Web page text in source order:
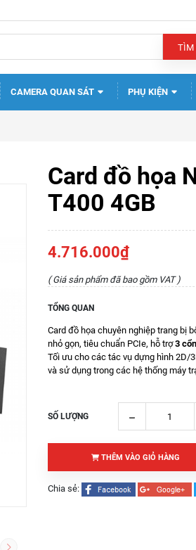
TÌM
CAMERA QUAN SÁT PHỤ KIỆN
Card đồ họa
T400 4GB
4.716.000₫
( Giá sản phẩm đã bao gồm VAT )
TỔNG QUAN
Card đồ họa chuyên nghiệp trang bị
nhỏ gọn, tiêu chuẩn PCIe, hỗ trợ3
Tối ưu cho các tác vụ dựng hình 2D/
và sử dụng trong các hệ thống máy
SỐ LƯỢNG
THÊM VÀO GIỎ HÀNG
Chia sẻ: